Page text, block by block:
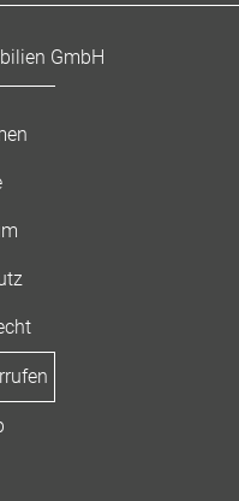
GmbH